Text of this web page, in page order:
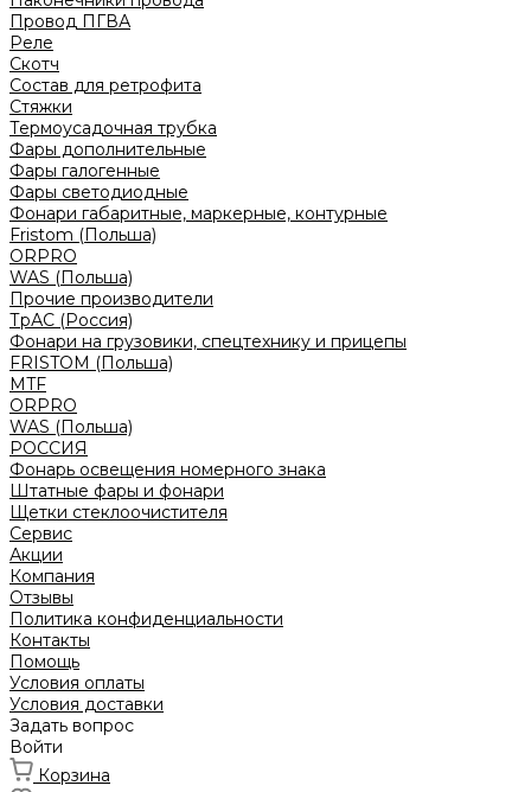
Провод ПГВА
Реле
Скотч
Состав для ретрофита
Стяжки
Термоусадочная трубка
Фары дополнительные
Фары галогенные
Фары светодиодные
Фонари габаритные, маркерные, контурные
Fristom (Польша)
ORPRO
WAS (Польша)
Прочие производители
ТрАС (Россия)
Фонари на грузовики, спецтехнику и прицепы
FRISTOM (Польша)
MTF
ORPRO
WAS (Польша)
РОССИЯ
Фонарь освещения номерного знака
Штатные фары и фонари
Щетки стеклоочистителя
Сервис
Акции
Компания
Отзывы
Политика конфиденциальности
Контакты
Помощь
Условия оплаты
Условия доставки
Задать вопрос
Войти
Корзина